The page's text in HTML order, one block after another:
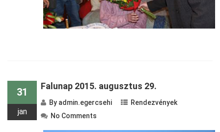
31
jan
Falunap 2015. augusztus 29.
By admin.egercsehi
Rendezvények
No Comments